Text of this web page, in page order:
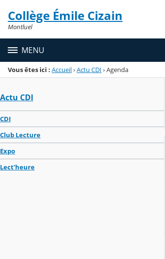
Menu de la rubrique
Contenu
Collège Émile Cizain
Montluel
MENU
Vous êtes ici : Accueil›Actu CDI ›Agenda
Actu CDI
CDI
Club Lecture
Expo
Lect’heure